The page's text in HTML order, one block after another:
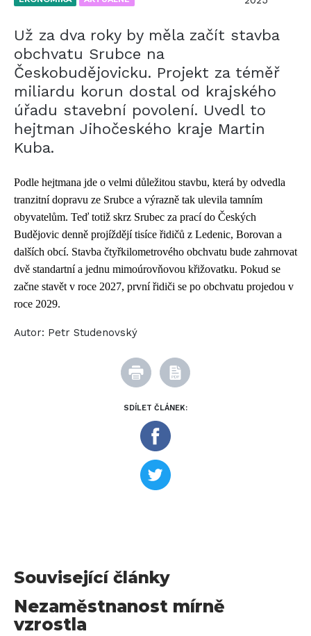
SDÍLET ČLÁNEK:
Už za dva roky by měla začít stavba
obchvatu Srubce na
Českobudějovicku. Projekt za téměř
miliardu korun dostal od krajského
úřadu stavební povolení. Uvedl to
hejtman Jihočeského kraje Martin
Kuba.
Podle hejtmana jde o velmi důležitou stavbu, která by odvedla
tranzitní dopravu ze Srubce a výrazně tak ulevila tamním
obyvatelům. Teď totiž skrz Srubec za prací do Českých
Budějovic denně projíždějí tisíce řidičů z Ledenic, Borovan a
dalších obcí. Stavba čtyřkilometrového obchvatu bude zahrnovat
dvě standartní a jednu mimoúrovňovou křižovatku. Pokud se
začne stavět v roce 2027, první řidiči se po obchvatu projedou v
roce 2029.
Autor: Petr Studenovský
Související články
Nezaměstnanost mírně
vzrostla